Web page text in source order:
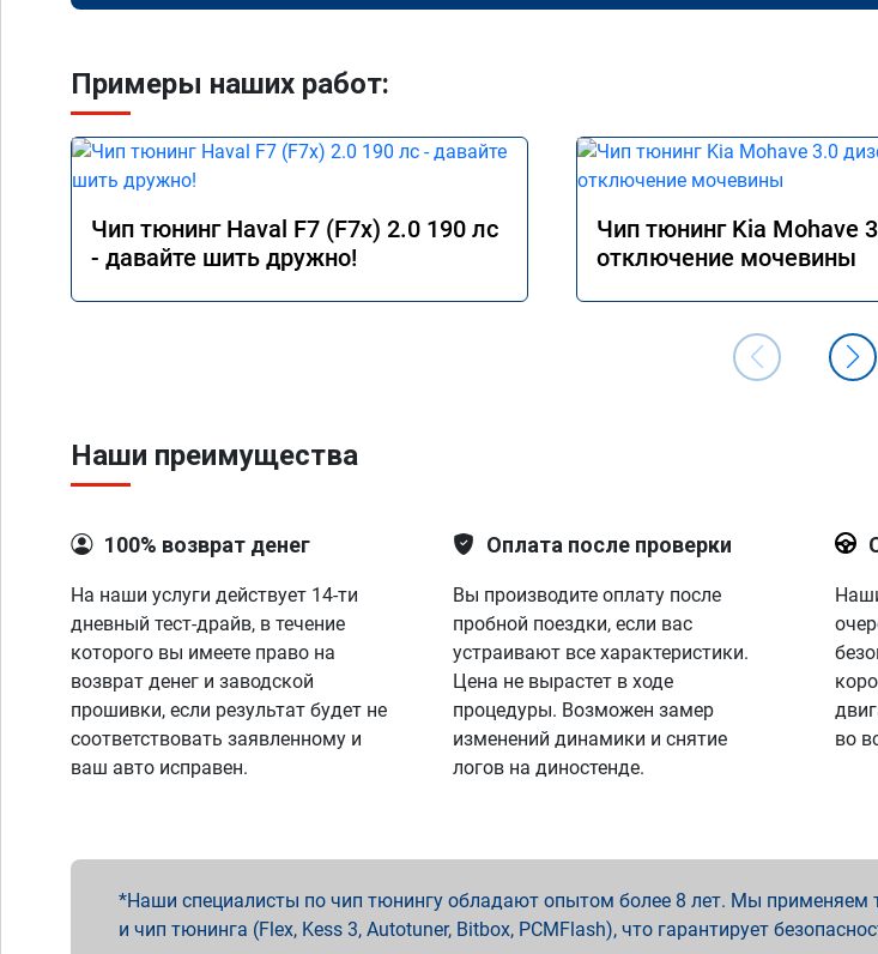
Примеры наших работ:
Чип тюнинг Haval F7 (F7x) 2.0 190 лс
- давайте шить дружно!
Чип тюнинг Kia Mohave
отключение мочевины
Наши преимущества
100% возврат денег
На наши услуги действует 14-ти
дневный тест-драйв, в течение
которого вы имеете право на
возврат денег и заводской
прошивки, если результат будет не
соответствовать заявленному и
ваш авто исправен.
Оплата после проверки
Вы производите оплату после
пробной поездки, если вас
устраивают все характеристики.
Цена не вырастет в ходе
процедуры. Возможен замер
изменений динамики и снятие
логов на диностенде.
во
Наши специалисты по чип тюнингу обладают опытом более 8 лет. Мы применяем
и чип тюнинга (Flex, Kess 3, Autotuner, Bitbox, PCMFlash), что гарантирует